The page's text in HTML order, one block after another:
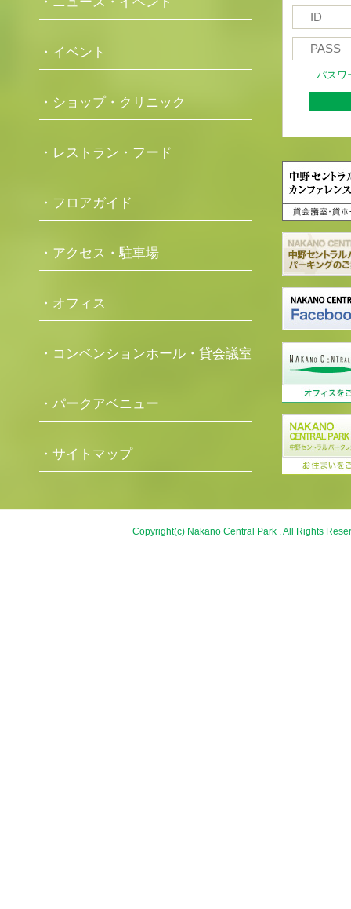
・イベント
・ショップ・クリニック
・レストラン・フード
・フロアガイド
・アクセス・駐車場
・オフィス
・コンベンションホール・貸会議室
・パークアベニュー
・サイトマップ
パスワ
Copyright(c) Nakano Central Park . All Rights